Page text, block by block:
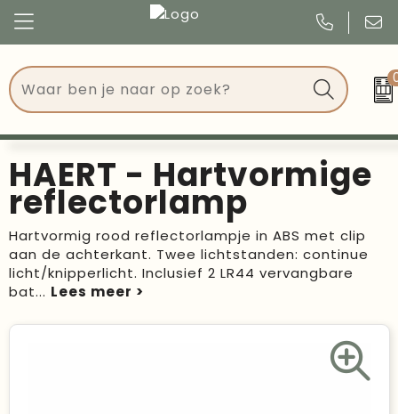
Tassen
Drinkwaren
Events
Give Aways
Congres
Events
Kerst
Verjaardagen
Voetbal, EK en WK
HAERT - Hartvormige
reflectorlamp
Hartvormig rood reflectorlampje in ABS met clip
aan de achterkant. Twee lichtstanden: continue
licht/knipperlicht. Inclusief 2 LR44 vervangbare
bat...